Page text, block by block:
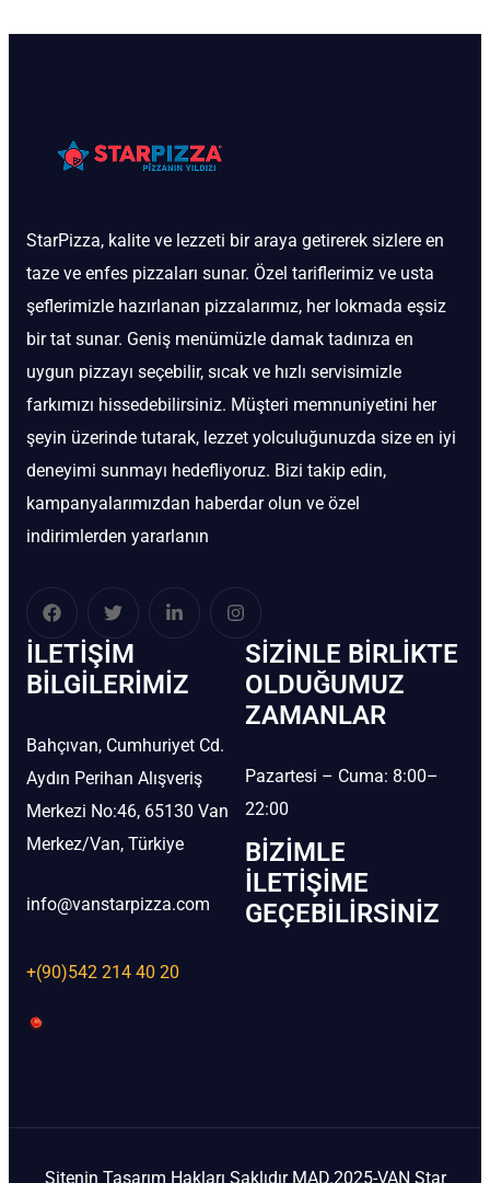
StarPizza, kalite ve lezzeti bir araya getirerek sizlere en
taze ve enfes pizzaları sunar. Özel tariflerimiz ve usta
şeflerimizle hazırlanan pizzalarımız, her lokmada eşsiz
bir tat sunar. Geniş menümüzle damak tadınıza en
uygun pizzayı seçebilir, sıcak ve hızlı servisimizle
farkımızı hissedebilirsiniz. Müşteri memnuniyetini her
şeyin üzerinde tutarak, lezzet yolculuğunuzda size en iyi
deneyimi sunmayı hedefliyoruz. Bizi takip edin,
kampanyalarımızdan haberdar olun ve özel
indirimlerden yararlanın
İLETIŞIM
BİLGILERIMIZ
Bahçıvan, Cumhuriyet Cd.
Aydın Perihan Alışveriş
Merkezi No:46, 65130 Van
Merkez/Van, Türkiye
info@vanstarpizza.com
+(90)542 214 40 20
SIZINLE BIRLIKTE
OLDUĞUMUZ
ZAMANLAR
Pazartesi – Cuma: 8:00–
22:00
BIZIMLE
İLETIŞIME
GEÇEBILIRSINIZ
Sitenin Tasarım Hakları Saklıdır MAD.2025-VAN Star